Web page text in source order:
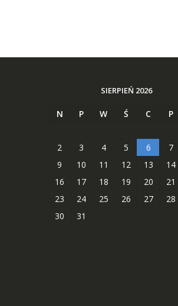
SIERPIEŃ 2026
N P W Ś C P
2
3 4 5 6 7
9
10 11 12 13 14
16
17 18 19 20 21
23
24 25 26 27 28
30
31